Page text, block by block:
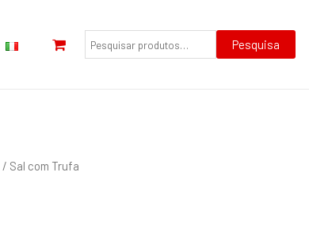
por:
Pesquisa
/ Sal com Trufa